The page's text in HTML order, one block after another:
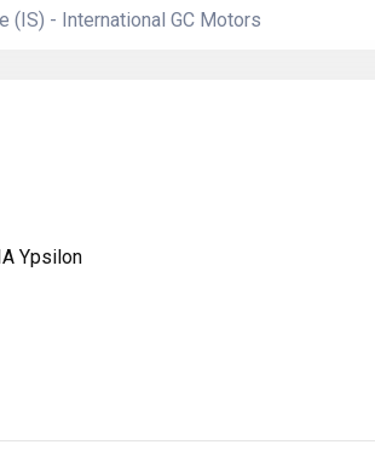
(IS) - International GC Motors